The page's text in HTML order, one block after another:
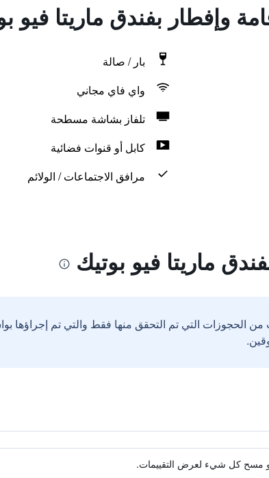
وإفطار بفندق ماريتا فيو
بار / صالة
واي فاي مجاني
تلفاز بشاشة مسطحة
كابل أو قنوات فضائية
مرافق الاجتماعات / الولائم
ماريتا فيو بوتيك
الحجوزات التي تم التحقق منها فقط والتي تم إجراؤها
أو مسح كل شيء لعرض التقييمات.